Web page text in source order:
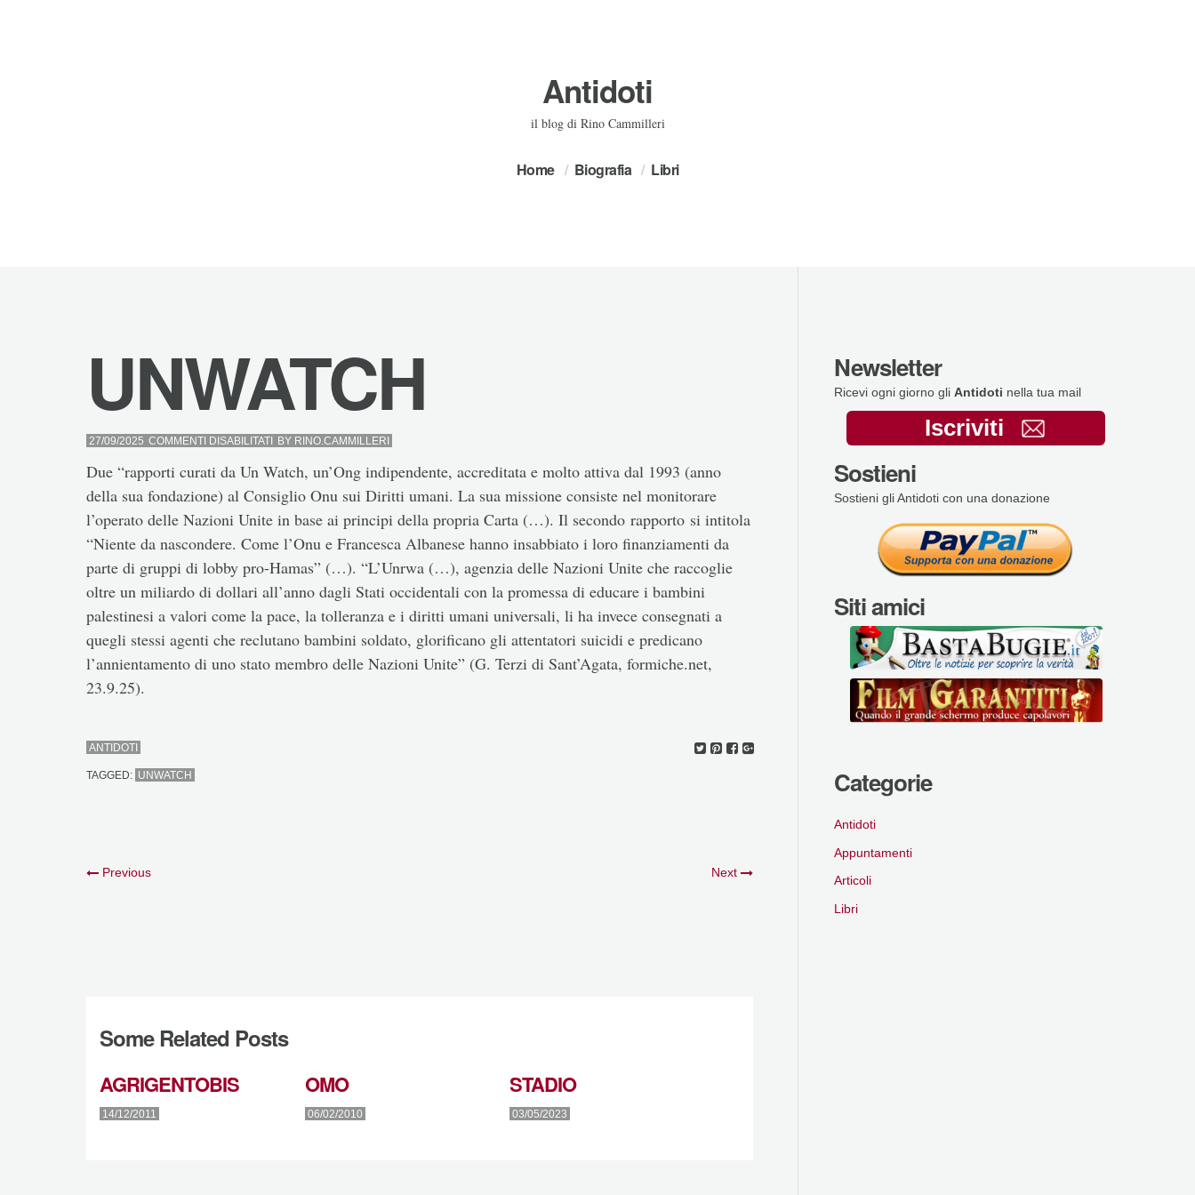
Antidoti
il blog di Rino Cammilleri
Home Biografia Libri
UNWATCH
27/09/2025 COMMENTI DISABILITATISUBY RINO.CAMMILLERI
Due “rapporti curati da Un Watch, un’Ong indipendente, accreditata e molto attiva dal 1993 (anno
della sua fondazione) al Consiglio Onu sui Diritti umani. La sua missione consiste nel monitorare
l’operato delle Nazioni Unite in base ai principi della propria Carta (…). Il secondo rapporto si intitola
“Niente da nascondere. Come l’Onu e Francesca Albanese hanno insabbiato i loro finanziamenti da
parte di gruppi di lobby pro-Hamas” (…). “L’Unrwa (…), agenzia delle Nazioni Unite che raccoglie
oltre un miliardo di dollari all’anno dagli Stati occidentali con la promessa di educare i bambini
palestinesi a valori come la pace, la tolleranza e i diritti umani universali, li ha invece consegnati a
quegli stessi agenti che reclutano bambini soldato, glorificano gli attentatori suicidi e predicano
l’annientamento di uno stato membro delle Nazioni Unite” (G. Terzi di Sant’Agata, formiche.net,
23.9.25).
ANTIDOTI
TAGGED: UNWATCH
Previous Next
Some Related Posts
AGRIGENTOBIS
14/12/2011
OMO
06/02/2010
STADIO
03/05/2023
Newsletter
Ricevi ogni giorno gli Antidoti nella tua mail
Iscriviti
Sostieni
Sostieni gli Antidoti con una donazione
Siti amici
Categorie
Antidoti
Appuntamenti
Articoli
Libri